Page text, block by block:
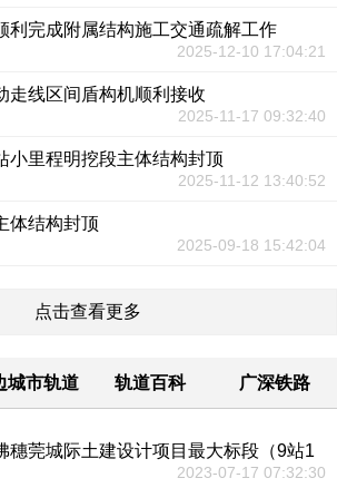
利完成附属结构施工交通疏解工作
2025-12-10 17:04:21
走线区间盾构机顺利接收
2025-11-17 09:32:40
小里程明挖段主体结构封顶
2025-11-12 13:40:52
体结构封顶
2025-09-18 15:42:04
点击查看更多
城市轨道 轨道百科 广深铁路
穗莞城际土建设计项目最大标段（9站1
2023-07-17 07:32:30